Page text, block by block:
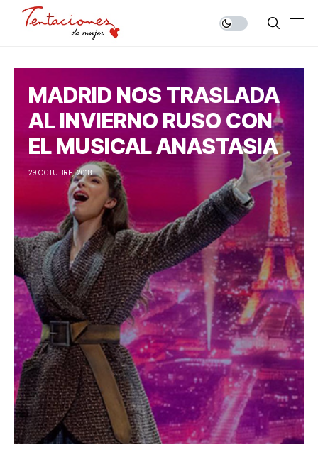
MADRID NOS TRASLADA
AL INVIERNO RUSO CON
EL MUSICAL ANASTASIA
29 OCTUBRE, 2018